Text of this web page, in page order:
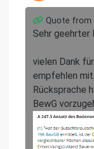
Quote from
Sehr geehrter
vielen Dank
empfehlen
Rücksprache
BewG